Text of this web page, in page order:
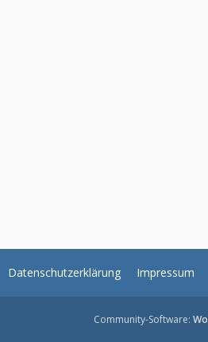
Datenschutzerklärung Impressum
Community-Software: